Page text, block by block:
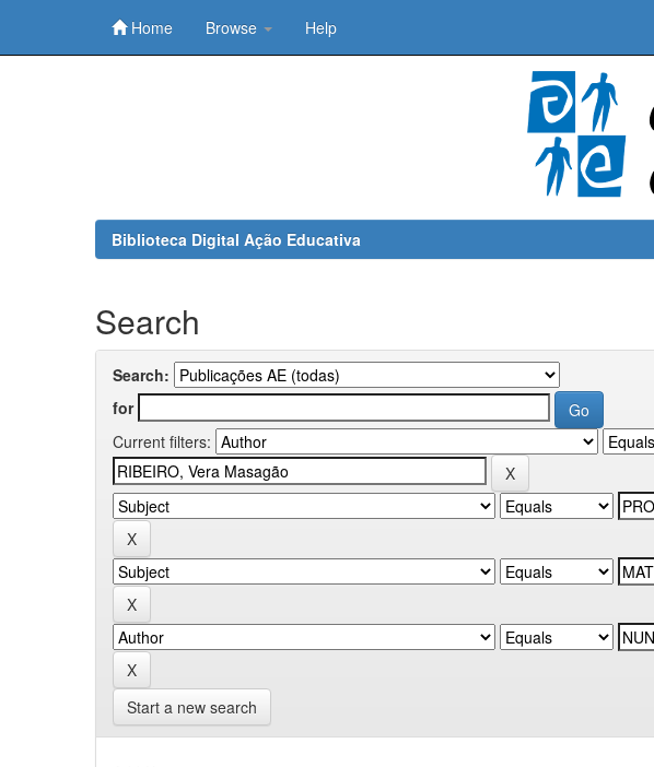
Home Browse Help
Biblioteca Digital Ação Educativa
Search
Search:
for
Current filters:
Start a new search